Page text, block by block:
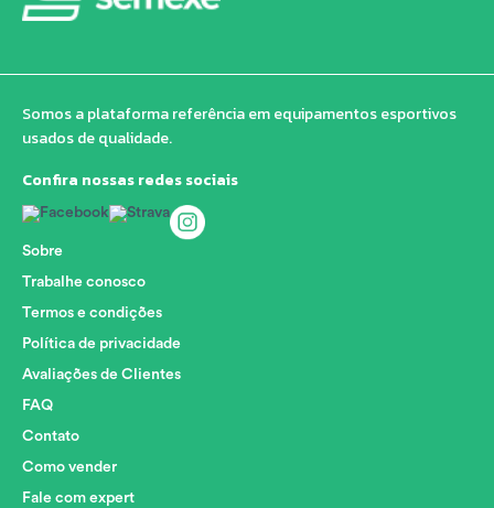
Somos a plataforma referência em equipamentos esportivos
usados de qualidade.
Confira nossas redes sociais
Sobre
Trabalhe conosco
Termos e condições
Política de privacidade
Avaliações de Clientes
FAQ
Contato
Como vender
Fale com expert